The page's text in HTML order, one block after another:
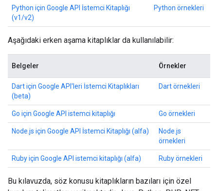
Python için Google API İstemci Kitaplığı
(v1/v2)
Python örnekleri
Aşağıdaki erken aşama kitaplıklar da kullanılabilir:
Belgeler Örnekler
Dart için Google API'leri İstemci Kitaplıkları
(beta)
Dart örnekleri
Go için Google API istemci kitaplığı Go örnekleri
Node.js için Google API İstemci Kitaplığı (alfa)
Node.js
örnekleri
Ruby için Google API istemci kitaplığı (alfa) Ruby örnekleri
Bu kılavuzda, söz konusu kitaplıkların bazıları için özel